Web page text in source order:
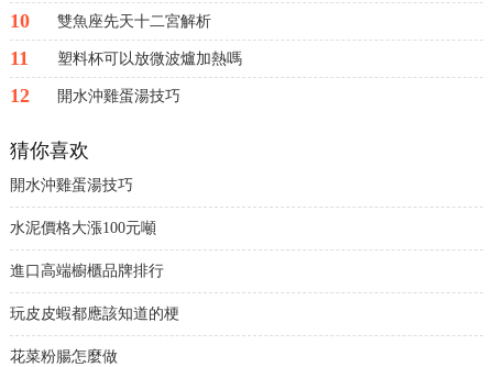
10 雙魚座先天十二宮解析
11 塑料杯可以放微波爐加熱嗎
12 開水沖雞蛋湯技巧
猜你喜欢
開水沖雞蛋湯技巧
水泥價格大漲100元噸
進口高端櫥櫃品牌排行
玩皮皮蝦都應該知道的梗
花菜粉腸怎麼做